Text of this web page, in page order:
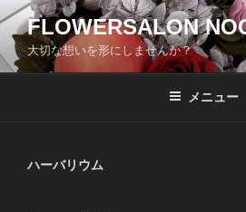
コ
ン
テ
ン
FLOWERSALON
大切な想いを形にしませんか？
メニュー
ハーバリウム